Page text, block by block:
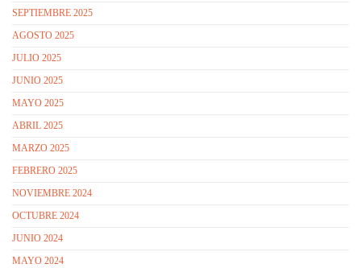
SEPTIEMBRE 2025
AGOSTO 2025
JULIO 2025
JUNIO 2025
MAYO 2025
ABRIL 2025
MARZO 2025
FEBRERO 2025
NOVIEMBRE 2024
OCTUBRE 2024
JUNIO 2024
MAYO 2024